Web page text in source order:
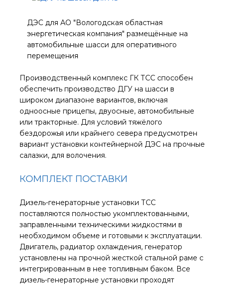
ДЭС для АО "Вологодская областная
энергетическая компания" размещённые на
автомобильные шасси для оперативного
перемещения
Производственный комплекс ГК ТСС способен
обеспечить производство ДГУ на шасси в
широком диапазоне вариантов, включая
одноосные прицепы, двуосные, автомобильные
или тракторные. Для условий тяжёлого
бездорожья или крайнего севера предусмотрен
вариант установки контейнерной ДЭС на прочные
салазки, для волочения.
КОМПЛЕКТ ПОСТАВКИ
Дизель-генераторные установки ТСС
поставляются полностью укомплектованными,
заправленными техническими жидкостями в
необходимом объеме и готовыми к эксплуатации.
Двигатель, радиатор охлаждения, генератор
установлены на прочной жесткой стальной раме с
интегрированным в нее топливным баком. Все
дизель-генераторные установки проходят